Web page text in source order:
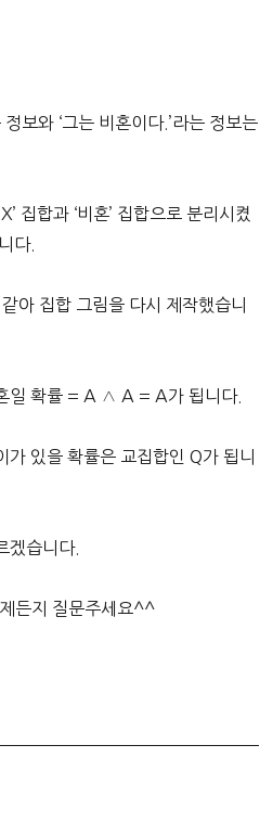
보와 ‘그는 비혼이다.’라는 정보는
집합과 ‘비혼’ 집합으로 분리시켰
다.
아 집합 그림을 다시 제작했습니
일 확률 = A ∧ A = A가 됩니다.
가 있을 확률은 교집합인 Q가 됩니
겠습니다.
든지 질문주세요^^